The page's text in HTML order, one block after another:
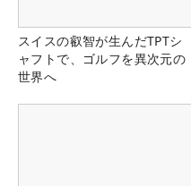
スイスの叡智が生んだTPTシ
ャフトで、ゴルフを異次元の
世界へ